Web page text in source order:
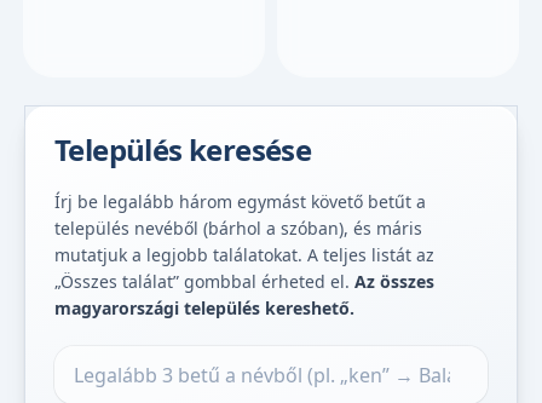
Település keresése
Írj be legalább három egymást követő betűt a
település nevéből (bárhol a szóban), és máris
mutatjuk a legjobb találatokat. A teljes listát az
„Összes találat” gombbal érheted el. Az összes
magyarországi település kereshető.